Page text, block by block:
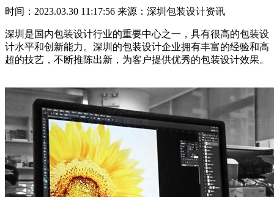
时间：2023.03.30 11:17:56 来源：深圳包装设计资讯
深圳是国内包装设计行业的重要中心之一，具有很高的包装设
计水平和创新能力。深圳的包装设计企业拥有丰富的经验和高
超的技艺，不断推陈出新，为客户提供优秀的包装设计效果。